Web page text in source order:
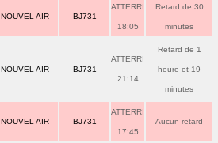
NOUVEL AIR BJ731
ATTERRI
18:05
Retard de 30
minutes
NOUVEL AIR BJ731
ATTERRI
21:14
Retard de 1
heure et 19
minutes
NOUVEL AIR BJ731
ATTERRI
17:45
Aucun retard